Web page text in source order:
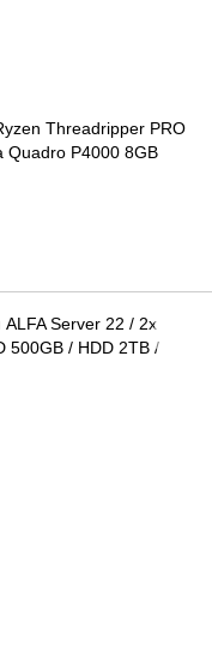
Threadripper PRO
Quadro P4000 8GB